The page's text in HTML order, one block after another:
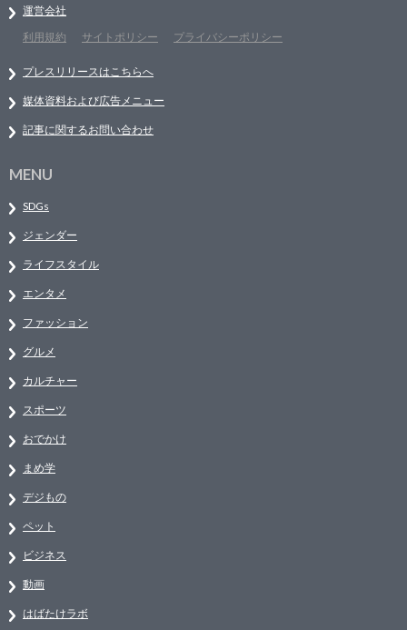
運営会社
利用規約
サイトポリシー プライバシーポリシー
プレスリリースはこちらへ
媒体資料および広告メニュー
記事に関するお問い合わせ
MENU
SDGs
ジェンダー
ライフスタイル
エンタメ
ファッション
グルメ
カルチャー
スポーツ
おでかけ
まめ学
デジもの
ペット
ビジネス
動画
はばたけラボ